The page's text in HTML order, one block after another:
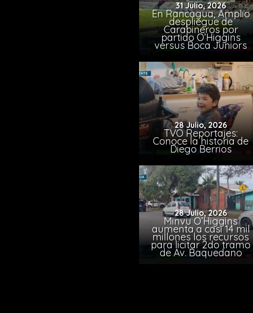
31 Julio, 2026
En Rancagua, Amplio
despliegue de
Carabineros por
partido O’Higgins
versus Boca Juniors
28 Julio, 2026
TVO Reportajes:
Conoce la historia de
Diego Berrios
28 Julio, 2026
Minvu O’Higgins
aumenta a casi 14 mil
millones los recursos
para licitar 2do tramo
de Av. Baquedano